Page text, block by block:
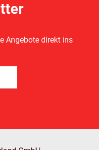
Angebote direkt ins